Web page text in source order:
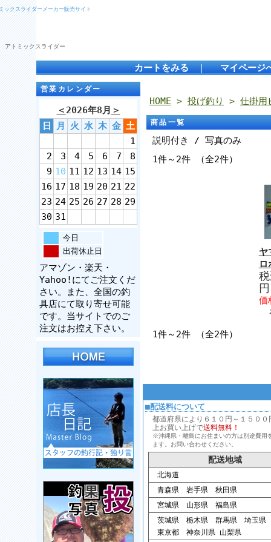
ックスライダーメーカー販売サイト
トミックスライダー
カートをみる ｜ マイページ
営業カレンダー
＜2026年8月 ＞
日
月 火 水 木 金 土
1
2
3 4 5 6 7
8
9 10 11 12 13 14 15
16 17 18 19 20 21 22
23 24 25 26 27 28 29
30 31
今日
出荷休止日
アマゾン・楽天・
Yahoo!にてご注文くだ
さい。また、全国の釣
具店にて取り寄せ可能
です。当サイトでのご
注文はお控え下さい。
HOME > 投げ釣り > 仕掛用
商品一覧
説明付き
/ 写真のみ
1件～2件 （全2件）
ロ
1件～2件 （全2件）
■配送料について
都道府県により６１０円～１５０
上お買い上げで送料無料！
※沖縄県・離島にお住まいの方は別途費用
ます。お問い合わせください。
配送地域
北海道
青森県 岩手県 秋田県
宮城県 山形県 福島県
茨城県 栃木県 群馬県 埼玉県
東京都 神奈川県 山梨県